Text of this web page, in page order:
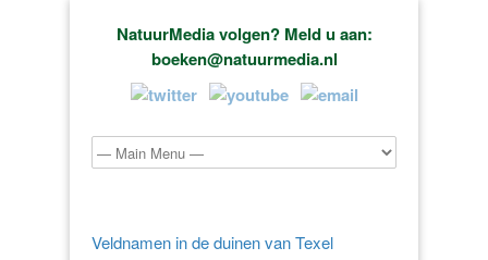
NatuurMedia volgen? Meld u aan:
boeken@natuurmedia.nl
Veldnamen in de duinen van Texel